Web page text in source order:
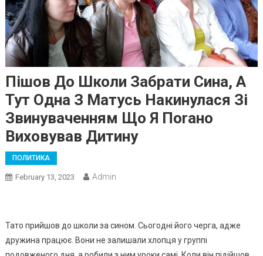
Пішов До Школи Забрати Сина, А
Тут Одна З Матусь Накинулася Зі
Звинуваченням Що Я Поrано
Виховував Дитину
ПОЛИТИКА
February 13, 2023 Admin
Тато прийшов до школи за сином. Сьогодні його черга, адже
дружина працює. Вони не залишали хлопця у группі